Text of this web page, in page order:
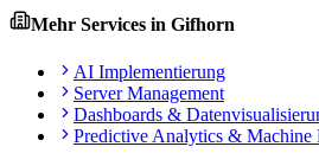
Mehr Services in Gifhorn
AI Implementierung
Server Management
Dashboards &
Predictive Analytics & Machine